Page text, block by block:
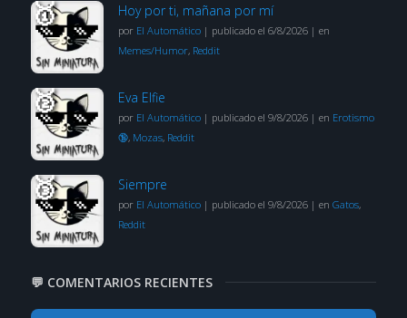
Hoy por ti, mañana por mí
por El Automático| publicado el 6/8/2026| en
Memes/Humor, Reddit
Eva Elfie
por El Automático| publicado el 9/8/2026| en Erotismo
🔞, Mozas, Reddit
Siempre
por El Automático| publicado el 9/8/2026| en Gatos,
Reddit
💬 COMENTARIOS RECIENTES